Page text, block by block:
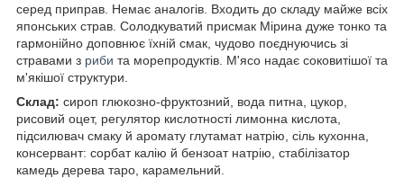
серед приправ. Немає аналогів. Входить до складу майже всіх
японських страв. Солодкуватий присмак Мірина дуже тонко та
гармонійно доповнює їхній смак, чудово поєднуючись зі
стравами з риби та морепродуктів. М'ясо надає соковитішої та
м'якішої структури.
Склад: сироп глюкозно-фруктозний, вода питна, цукор,
рисовий оцет, регулятор кислотності лимонна кислота,
підсилювач смаку й аромату глутамат натрію, сіль кухонна,
консервант: сорбат калію й бензоат натрію, стабілізатор
камедь дерева таро, карамельний.